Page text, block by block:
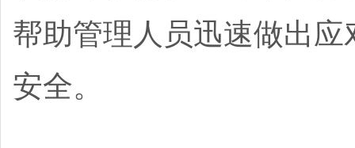
帮助管理人员迅速做出
安全。